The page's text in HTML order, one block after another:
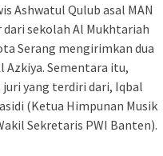
Ashwatul Qulub asal MAN
sekolah Al Mukhtariah
Serang mengirimkan dua
Sementara itu,
yang terdiri dari, Iqbal
(Ketua Himpunan Musik
Sekretaris PWI Banten).